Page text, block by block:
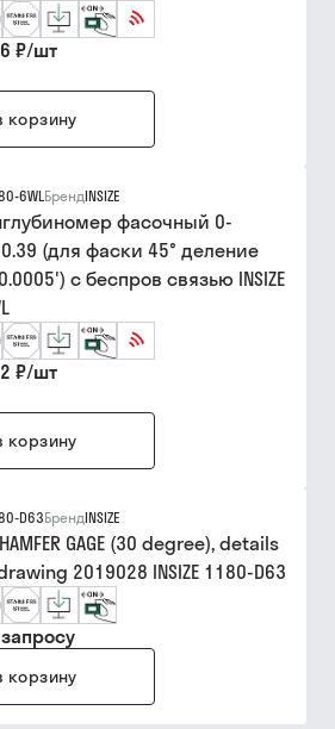
₽/шт
корзину
6WLБрендINSIZE
фасочный 0-
(для фаски 45° деление
с беспров связью INSIZE
₽/шт
корзину
D63БрендINSIZE
GAGE (30 degree), details
2019028 INSIZE 1180-D63
корзину